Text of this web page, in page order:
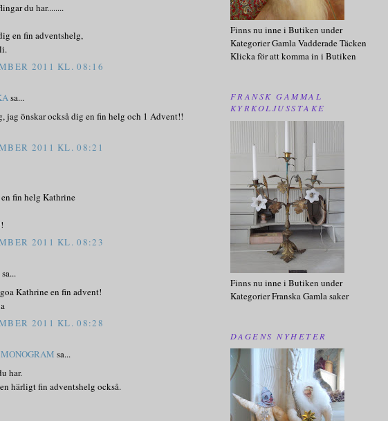
du har........
en fin adventshelg,
2011 KL. 08:16
sa...
jag önskar också dig en fin helg och 1 Advent!!
2011 KL. 08:21
fin helg Kathrine
2011 KL. 08:23
sa...
Kathrine en fin advent!
2011 KL. 08:28
sa...
har.
härligt fin adventshelg också.
Finns nu inne i Butiken under
Kategorier Gamla Vadderade Täcken
Klicka för att komma in i Butiken
FRANSK GAMMAL
KYRKOLJUSSTAKE
Finns nu inne i Butiken under
Kategorier Franska Gamla saker
DAGENS NYHETER